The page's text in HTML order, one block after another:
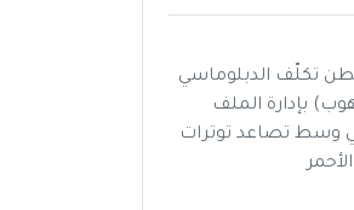
تكلّف الدبلوماسي
بإدارة الملف
وسط تصاعد توترات